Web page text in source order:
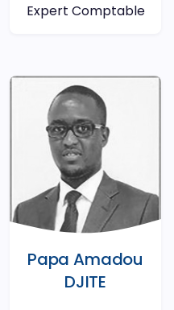
Expert Comptable
Papa Amadou
DJITE